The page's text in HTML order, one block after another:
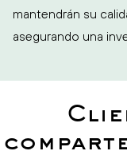
mantendrán su
asegurando una